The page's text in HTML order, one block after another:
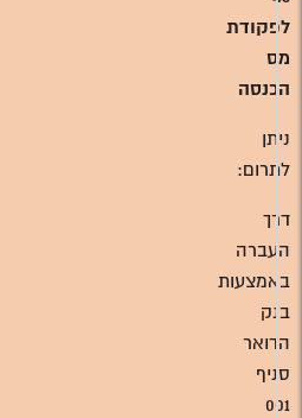
לפקודת
מס
הכנסה
ניתן
לתרום:
דרך
העברה
באמצעות
בנק
הדואר
סניף
001